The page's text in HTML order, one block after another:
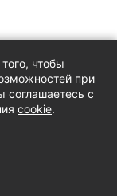
чтобы
при
соглашаетесь с
cookie.